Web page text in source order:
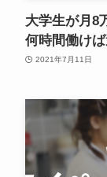
大学生が月8
何時間働け
2021年7月11日